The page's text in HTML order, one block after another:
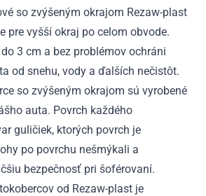
so zvýšeným okrajom Rezaw-plast
pre vyšší okraj po celom obvode.
3 cm a bez problémov ochráni
od snehu, vody a ďalších nečistôt.
so zvýšeným okrajom sú vyrobené
auta. Povrch každého
guličiek, ktorých povrch je
po povrchu nešmýkali a
bezpečnosť pri šoférovaní.
od Rezaw-plast je